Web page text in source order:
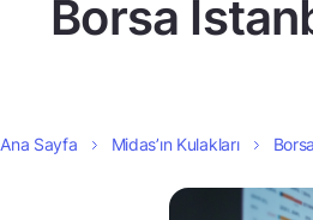
Borsa
Ana Sayfa Midas’ın Kulakları